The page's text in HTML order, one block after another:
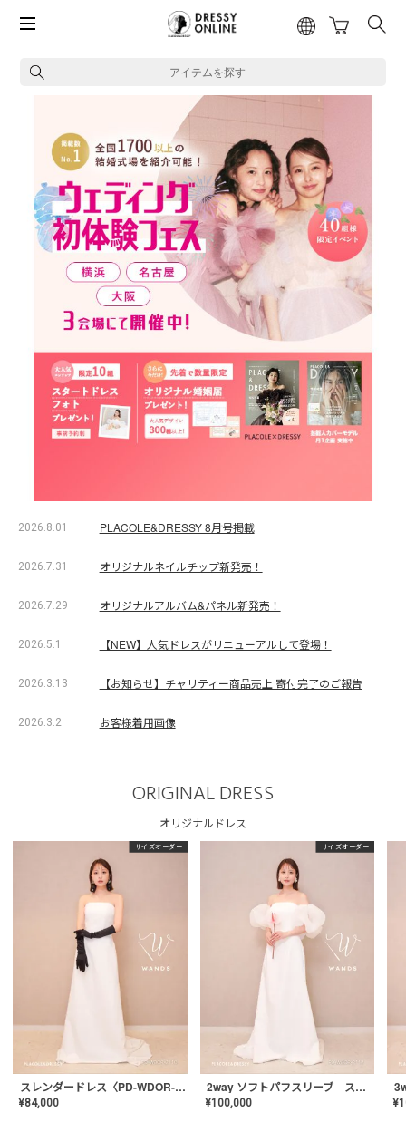
アイテムを探す
2026.8.01 PLACOLE&DRESSY 8月号掲載
2026.7.31 オリジナルネイルチップ新発売！
2026.7.29 オリジナルアルバム&パネル新発売！
2026.5.1 【NEW】人気ドレスがリニューアルして登場！
2026.3.13 【お知らせ】チャリティー商品売上 寄付完了のご報告
2026.3.2 お客様着用画像
ORIGINAL DRESS
オリジナルドレス
サイズオーダー
スレンダードレス〈PD-WDOR-2110〉
¥84,000
サイズオーダー
2way ソフトパフスリーブ スレンダードレス〈PD-WDOR-2112〉
¥100,000 ¥